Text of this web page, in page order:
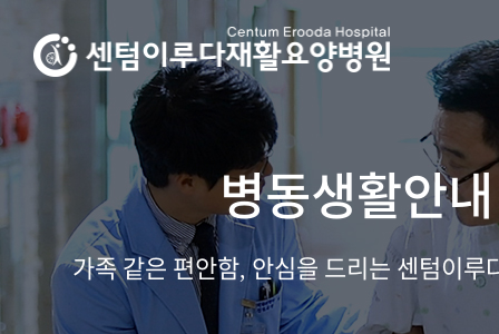
병동생활안내
가족 같은 편안함, 안심을 드리는 센텀이루